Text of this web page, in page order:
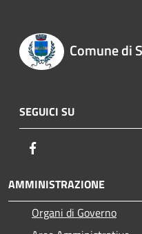
Comune di
SEGUICI SU
AMMINISTRAZIONE
Organi di Governo